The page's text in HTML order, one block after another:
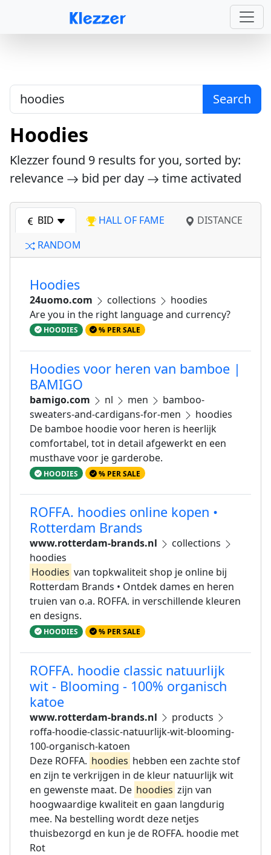
Search
Hoodies
Klezzer found 9 results for you, sorted by:
relevance
bid per day time activated
BID HALL OF FAME
DISTANCE
RANDOM
Hoodies
24uomo.com collections
hoodies
Are you in the right language and currency?
HOODIES % PER SALE
Hoodies voor heren van bamboe |
BAMIGO
bamigo.com nl men
bamboo-
sweaters-and-cardigans-for-men
hoodies
De bamboe hoodie voor heren is heerlijk
comfortabel, tot in detail afgewerkt en een
musthave voor je garderobe.
HOODIES % PER SALE
ROFFA. hoodies online kopen •
Rotterdam Brands
www.rotterdam-brands.nl
collections
hoodies
Hoodies van topkwaliteit shop je online bij
Rotterdam Brands • Ontdek dames en heren
truien van o.a. ROFFA. in verschillende kleuren
en designs.
HOODIES % PER SALE
ROFFA. hoodie classic natuurlijk
wit - Blooming - 100% organisch
katoe
www.rotterdam-brands.nl
products
roffa-hoodie-classic-natuurlijk-wit-blooming-
100-organisch-katoen
Deze ROFFA. hoodies hebben een zachte stof
en zijn te verkrijgen in de kleur natuurlijk wit
en gewenste maat. De hoodies zijn van
hoogwaardige kwaliteit en gaan langdurig
mee. Na bestelling wordt deze netjes
thuisbezorgd en kun je de ROFFA. hoodie met
Rot